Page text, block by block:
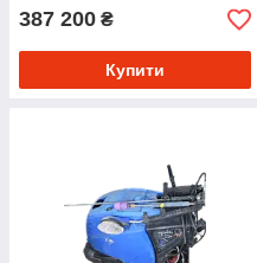
387 200 ₴
Купити